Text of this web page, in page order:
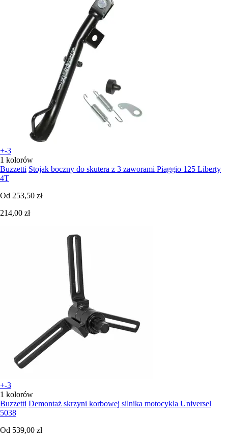
+-3
1 kolorów
Buzzetti Stojak boczny do skutera z 3 zaworami Piaggio 125 Liberty
4T
Od 253,50 zł
214,00 zł
+-3
1 kolorów
Buzzetti Demontaż skrzyni korbowej silnika motocykla Universel
5038
Od 539,00 zł